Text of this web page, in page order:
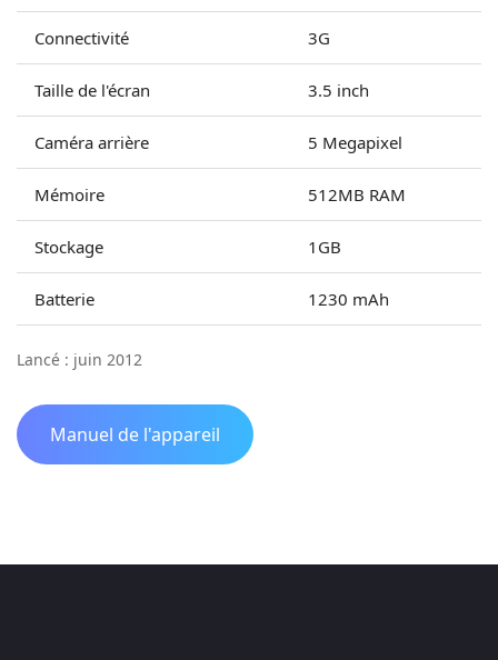
Connectivité 3G
Taille de l'écran 3.5 inch
Caméra arrière 5 Megapixel
Mémoire 512MB RAM
Stockage 1GB
Batterie 1230 mAh
Lancé : juin 2012
Manuel de l'appareil